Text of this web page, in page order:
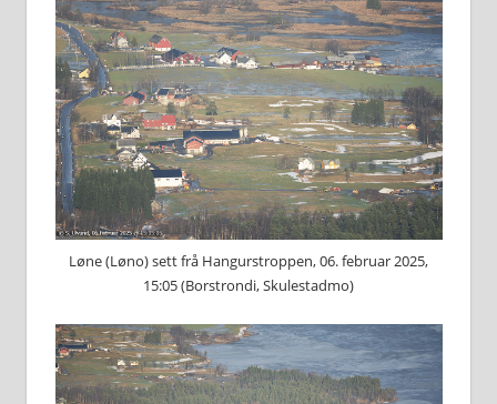
Løne (Løno) sett frå Hangurstroppen, 06. februar 2025,
15:05 (Borstrondi, Skulestadmo)